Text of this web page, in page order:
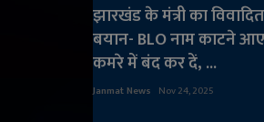
झारखंड के मंत्री का विवादित
बयान- BLO नाम काटने
कमरे में बंद कर दें, ...
Janmat News Nov 24, 2025